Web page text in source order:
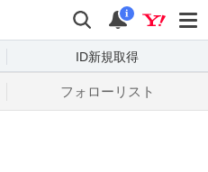
検索
通知
i
ID新規取得
フォローリスト